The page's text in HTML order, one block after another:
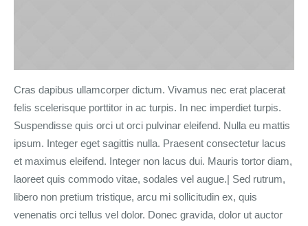
Cras dapibus ullamcorper dictum. Vivamus nec erat placerat
felis scelerisque porttitor in ac turpis. In nec imperdiet turpis.
Suspendisse quis orci ut orci pulvinar eleifend. Nulla eu mattis
ipsum. Integer eget sagittis nulla. Praesent consectetur lacus
et maximus eleifend. Integer non lacus dui. Mauris tortor diam,
laoreet quis commodo vitae, sodales vel augue.| Sed rutrum,
libero non pretium tristique, arcu mi sollicitudin ex, quis
venenatis orci tellus vel dolor. Donec gravida, dolor ut auctor